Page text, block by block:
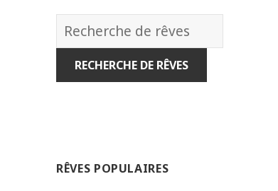
Dictionnaire
des
rêves:
RÊVES POPULAIRES